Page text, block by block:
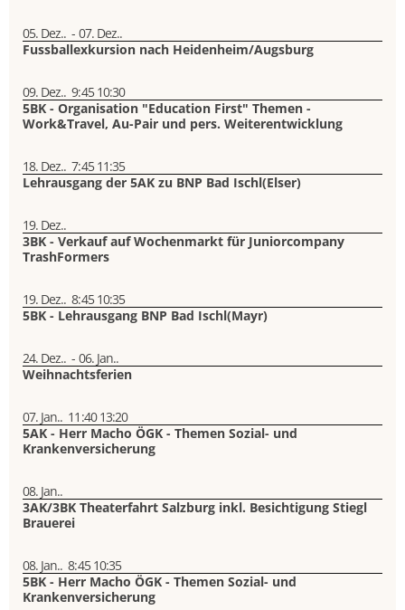
05. Dez.. - 07. Dez..
Fussballexkursion nach Heidenheim/Augsburg
09. Dez.. 9:4510:30
5BK - Organisation "Education First" Themen -
Work&Travel, Au-Pair und pers. Weiterentwicklung
18. Dez.. 7:4511:35
Lehrausgang der 5AK zu BNP Bad Ischl(Elser)
19. Dez..
3BK - Verkauf auf Wochenmarkt für Juniorcompany
TrashFormers
19. Dez.. 8:4510:35
5BK - Lehrausgang BNP Bad Ischl(Mayr)
24. Dez.. - 06. Jan..
Weihnachtsferien
07. Jan.. 11:4013:20
5AK - Herr Macho ÖGK - Themen Sozial- und
Krankenversicherung
08. Jan..
3AK/3BK Theaterfahrt Salzburg inkl. Besichtigung Stiegl
Brauerei
08. Jan.. 8:4510:35
5BK - Herr Macho ÖGK - Themen Sozial- und
Krankenversicherung